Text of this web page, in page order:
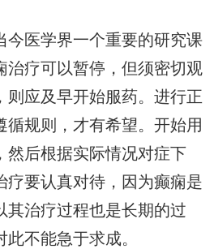
今医学界一个重要的研究课
治疗可以暂停，但须密切观
则应及早开始服药。进行正
循规则，才有希望。开始用
然后根据实际情况对症下
疗要认真对待，因为癫痫是
其治疗过程也是长期的过
不能急于求成。